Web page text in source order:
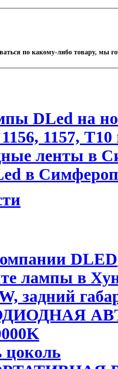
по какому-либо товару, мы
DLed на
1157,
ленты в
в
DLED
лампы в
задний
цоколь